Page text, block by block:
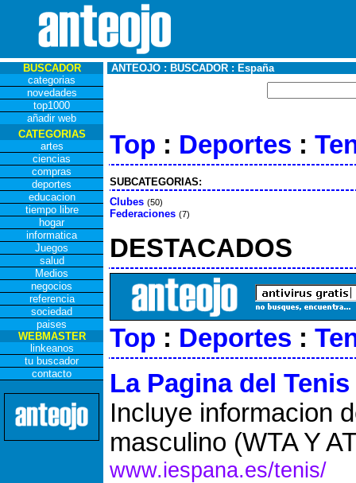
BUSCADOR
categorias
novedades
top1000
añadir web
ANTEOJO : BUSCADOR : España
CATEGORIAS
artes
ciencias
compras
deportes
educacion
tiempo libre
hogar
informatica
Juegos
salud
Medios
negocios
referencia
sociedad
paises
WEBMASTER
linkeanos
tu buscador
contacto
Top : Deportes :
SUBCATEGORIAS:
Clubes (50)
Federaciones (7)
DESTACADOS
Top : Deportes :
La Pagina del Tenis
Incluye informacion
masculino (WTA Y
www.iespana.es/tenis/